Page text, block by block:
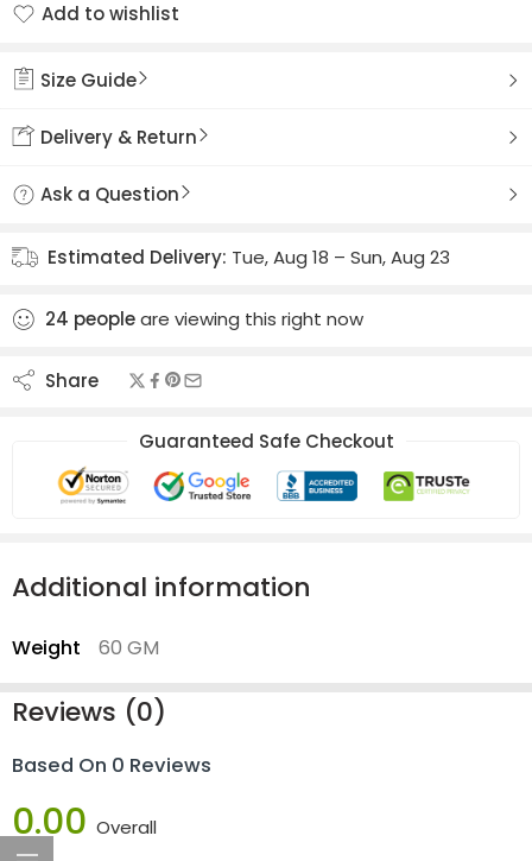
Add to wishlist
Size Guide
Delivery & Return
Ask a Question
Estimated Delivery: Tue, Aug 18 – Sun, Aug 23
24 peopleare viewing this right now
Share
Guaranteed Safe Checkout
Additional information
Weight 60 GM
Reviews (0)
Based On 0 Reviews
0.00 Overall